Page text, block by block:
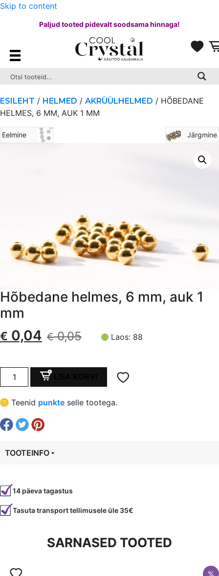
Skip to content
Paljud tooted pidevalt soodsama hinnaga!
ESILEHT / HELMED / AKRÜÜLHELMED / HÕBEDANE
HELMES, 6 MM, AUK 1 MM
Eelmine Järgmine
Hõbedane helmes, 6 mm, auk 1
mm
€0,05
Algne
oli:
€ 0,05.
€ 0,04
Current
is:
€ 0,04.
Laos: 88
Hõbedane
helmes,
6
mm,
auk
1
kogus
Teenid punkte selle tootega.
TOOTEINFO
Värvus
Hõbedane
Kuju
ümmargune
14 päeva tagastus
Tasuta transport tellimusele üle 35€
SARNASED TOOTED